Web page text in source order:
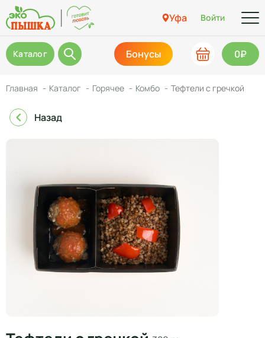
Уфа Войти
Каталог Бонусы 0₽
Главная Каталог Горячее Комбо Тефтели с гречкой
Назад